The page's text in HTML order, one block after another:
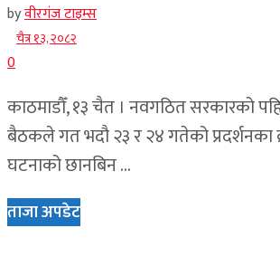
byवीरगंज टाइम्स
चैत्र १३, २०८२
0
काठमाडौँ, १३ चैत । नवगठित सरकारको
बैठकले गत भदौ २३ र २४ गतेको प्रदर्शनका
घटनाको छानबिन ...
ताजा अपडेट